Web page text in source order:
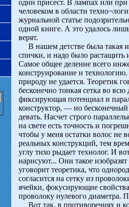
один присест. В лампах или при
человеком в области
журнальной статье
одной книге. А это удалось
верят.
В нашем детстве была такая
спички, и надо было растащить
Самое общее деление всего
конструирование и
природу не удается. Теоретик
бесконечно тонкая сетка во
фиксирующая потенциал и
конструктор, — но бесконечный
девать. Насчет строго
на свете есть точность и
чтобы у меня остатки волос не
реальных конструкций, тем
углу тихо рыдает технолог. И
нарисуют... Они такое
уговорит теоретика, что
согласится на сетку из
ячейки, фокусирующие
проволоку нулевого диаметра.
Вот так, в противоречиях и